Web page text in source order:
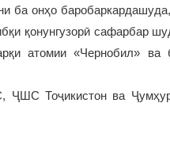
ба онҳо
қонунгузорӣ сафарбар
атомии «Чернобил» ва
Тоҷикистон ва